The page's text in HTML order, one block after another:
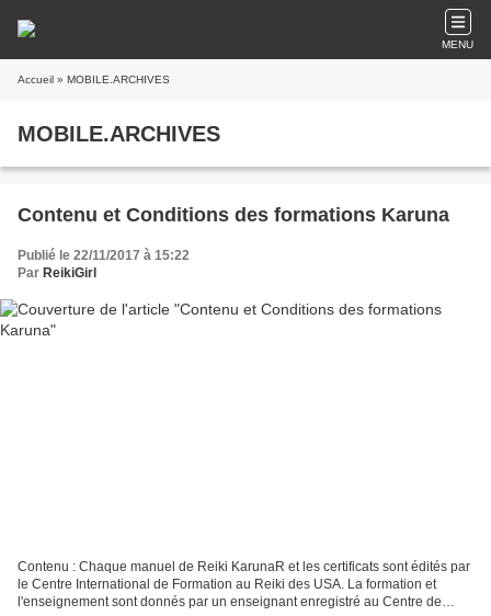
MENU
Accueil » MOBILE.ARCHIVES
MOBILE.ARCHIVES
Contenu et Conditions des formations Karuna
Publié le 22/11/2017 à 15:22
Par ReikiGirl
Contenu : Chaque manuel de Reiki KarunaR et les certificats sont édités par
le Centre International de Formation au Reiki des USA. La formation et
l'enseignement sont donnés par un enseignant enregistré au Centre de